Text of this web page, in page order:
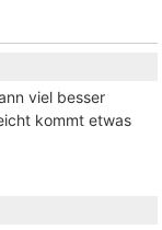
viel besser
kommt etwas